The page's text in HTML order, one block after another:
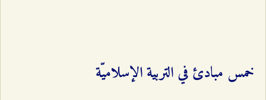
خمس مبادئ في التربية الإسلاميّة